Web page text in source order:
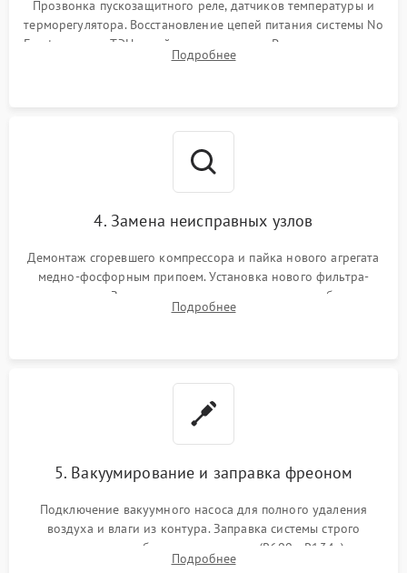
Прозвонка пускозащитного реле, датчиков температуры и
терморегулятора. Восстановление цепей питания системы No
Frost, включая ТЭН оттайки и вентилятор. Ремонт или замена
платы управления при сбоях алгоритмов.
Подробнее
4. Замена неисправных узлов
Демонтаж сгоревшего компрессора и пайка нового агрегата
медно-фосфорным припоем. Установка нового фильтра-
осушителя. Замена изношенных вентиляторов обдува,
сломанных заслонок или поврежденных дверных петель.
Подробнее
5. Вакуумирование и заправка фреоном
Подключение вакуумного насоса для полного удаления
воздуха и влаги из контура. Заправка системы строго
дозированным объемом хладагента (R600a, R134a) по
электронным весам. Контроль рабочего давления в системе.
Подробнее